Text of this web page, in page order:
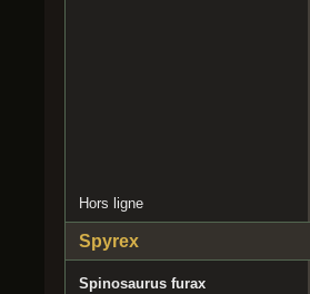
Hors ligne
Spyrex
Spinosaurus furax